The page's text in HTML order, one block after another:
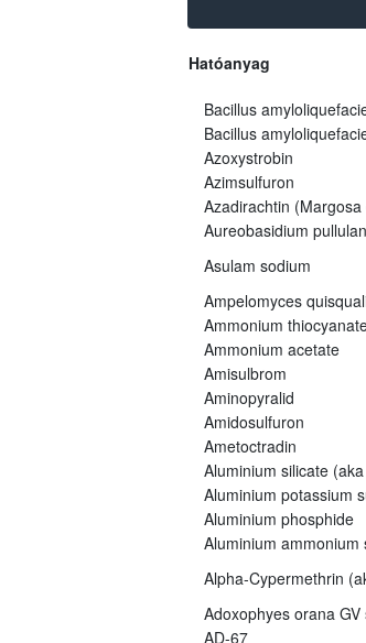
Hatóanyag
Bacillus
Bacillus
Azoxystrobin
Azimsulfuron
Azadirachtin (Margosa
Aureobasidium
Asulam sodium
Ampelomyces
Ammonium
Ammonium acetate
Amisulbrom
Aminopyralid
Amidosulfuron
Ametoctradin
Aluminium silicate
Aluminium potassium
Aluminium phosphide
Aluminium ammonium
Alpha-Cypermethrin
Adoxophyes orana GV
AD-67